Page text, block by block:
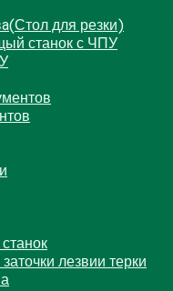
для резки)
станок с ЧПУ
лезвии терки